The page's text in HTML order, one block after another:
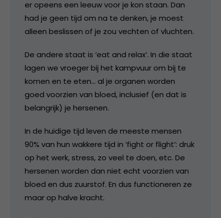
er opeens een leeuw voor je kon staan. Dan
had je geen tijd om na te denken, je moest
alleen beslissen of je zou vechten of vluchten.
De andere staat is ‘eat and relax’. In die staat
lagen we vroeger bij het kampvuur om bij te
komen en te eten… al je organen worden
goed voorzien van bloed, inclusief (en dat is
belangrijk) je hersenen.
In de huidige tijd leven de meeste mensen
90% van hun wakkere tijd in ‘fight or flight’: druk
op het werk, stress, zo veel te doen, etc. De
hersenen worden dan niet echt voorzien van
bloed en dus zuurstof. En dus functioneren ze
maar op halve kracht.